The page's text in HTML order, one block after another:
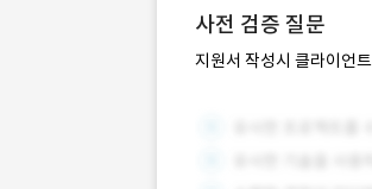
사전 검증 질문
지원서 작성시 클라이언